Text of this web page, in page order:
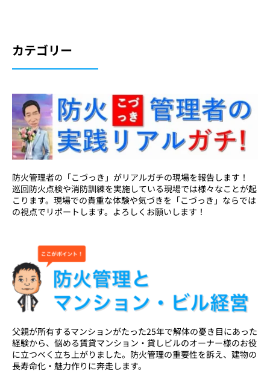
カテゴリー
防火管理者の「こづっき」がリアルガチの現場を報告します！
巡回防火点検や消防訓練を実施している現場では様々なことが起
こります。現場での貴重な体験や気づきを「こづっき」ならでは
の視点でリポートします。よろしくお願いします！
父親が所有するマンションがたった25年で解体の憂き目にあった
経験から、悩める賃貸マンション・貸しビルのオーナー様のお役
に立つべく立ち上がりました。防火管理の重要性を訴え、建物の
長寿命化・魅力作りに奔走します。